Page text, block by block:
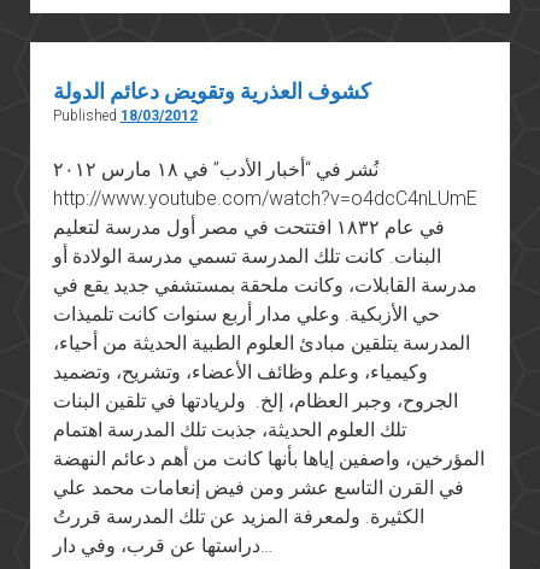
German
University
Cairo
كشوف العذرية وتقويض دعائم الدولة
Published 18/03/2012
نُشر في “أخبار الأدب” في ١٨ مارس ٢٠١٢
http://www.youtube.com/watch?v=o4dcC4nLUmE
في عام ١٨٣٢ افتتحت في مصر أول مدرسة لتعليم
البنات. كانت تلك المدرسة تسمي مدرسة الولادة أو
مدرسة القابلات، وكانت ملحقة بمستشفي جديد يقع في
حي الأزبكية. وعلي مدار أربع سنوات كانت تلميذات
المدرسة يتلقين مبادئ العلوم الطبية الحديثة من أحياء،
وكيمياء، وعلم وظائف الأعضاء، وتشريح، وتضميد
الجروح، وجبر العظام، إلخ. ولريادتها في تلقين البنات
تلك العلوم الحديثة، جذبت تلك المدرسة اهتمام
المؤرخين، واصفين إياها بأنها كانت من أهم دعائم النهضة
في القرن التاسع عشر ومن فيض إنعامات محمد علي
الكثيرة. ولمعرفة المزيد عن تلك المدرسة قررتُ
دراستها عن قرب، وفي دار…